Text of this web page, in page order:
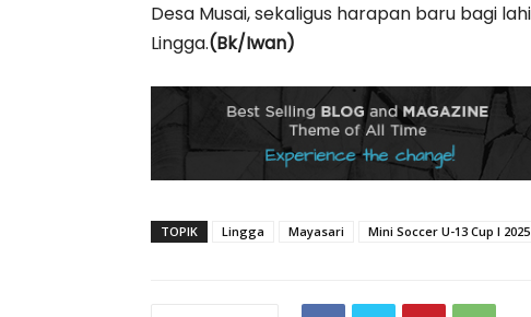
Desa Musai, sekaligus harapan baru bagi
Lingga.(Bk/Iwan)
TOPIK Lingga Mayasari Mini Soccer U-13 Cup I 2025